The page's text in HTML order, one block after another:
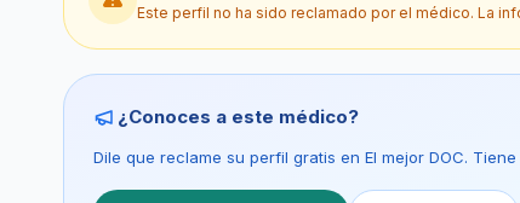
Este perfil no ha sido reclamado por el médico. La
¿Conoces a este médico?
Dile que reclame su perfil gratis en El mejor DOC.